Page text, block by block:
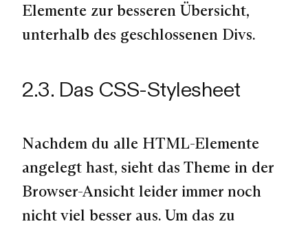
Elemente zur besseren Übersicht,
unterhalb des geschlossenen Divs.
2.3. Das CSS-Stylesheet
Nachdem du alle HTML-Elemente
angelegt hast, sieht das Theme in der
Browser-Ansicht leider immer noch
nicht viel besser aus. Um das zu